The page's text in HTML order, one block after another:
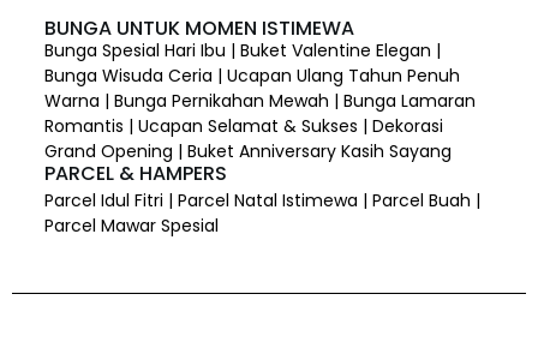
BUNGA UNTUK MOMEN ISTIMEWA
Bunga Spesial Hari Ibu | Buket Valentine Elegan |
Bunga Wisuda Ceria | Ucapan Ulang Tahun Penuh
Warna | Bunga Pernikahan Mewah | Bunga Lamaran
Romantis | Ucapan Selamat & Sukses | Dekorasi
Grand Opening | Buket Anniversary Kasih Sayang
PARCEL & HAMPERS
Parcel Idul Fitri | Parcel Natal Istimewa | Parcel Buah |
Parcel Mawar Spesial